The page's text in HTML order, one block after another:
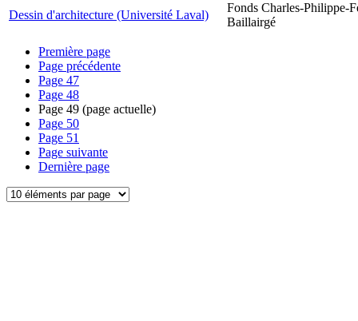
Dessin d'architecture (Université Laval)
Fonds Charles-Philippe-
Baillairgé
Première page
Page précédente
Page 47
Page 48
Page 49 (page actuelle)
Page 50
Page 51
Page suivante
Dernière page